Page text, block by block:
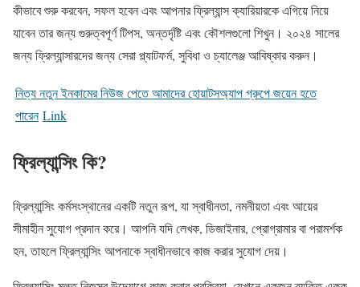
কীভাবে শুরু করবেন, সফল হবেন এবং আপনার ফ্রিল্যান্স ক্যারিয়ারকে এগিয়ে নিয়ে
যাবেন তার জন্য গুরুত্বপূর্ণ টিপস, অন্তর্দৃষ্টি এবং কৌশলগুলো শিখুন। ২০২৪ সালের
জন্য ফ্রিল্যান্সারদের জন্য সেরা প্ল্যাটফর্ম, সুবিধা ও চ্যালেঞ্জ আবিষ্কার করুন।
নিত্য নতুন ইনকামের নিউজ পেতে আমাদের হোয়াটসঅ্যাপ গ্রুপে জয়েন হতে
পারেন Link
ফ্রিল্যান্সিং কি?
ফ্রিল্যান্সিং কর্মসংস্থানের একটি নতুন রূপ, যা স্বাধীনতা, নমনীয়তা এবং আয়ের
সীমাহীন সুযোগ প্রদান করে। আপনি যদি লেখক, ডিজাইনার, প্রোগ্রামার বা পরামর্শক
হন, তাহলে ফ্রিল্যান্সিং আপনাকে স্বাধীনভাবে কাজ করার সুযোগ দেয়।